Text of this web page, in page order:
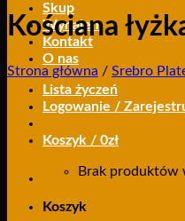
Skup
Wynajem
Kontakt
O nas
Lista życzeń
Logowanie /
Koszyk / 0zł
Brak produktów
Koszyk
Kościana
Strona główna / Srebro